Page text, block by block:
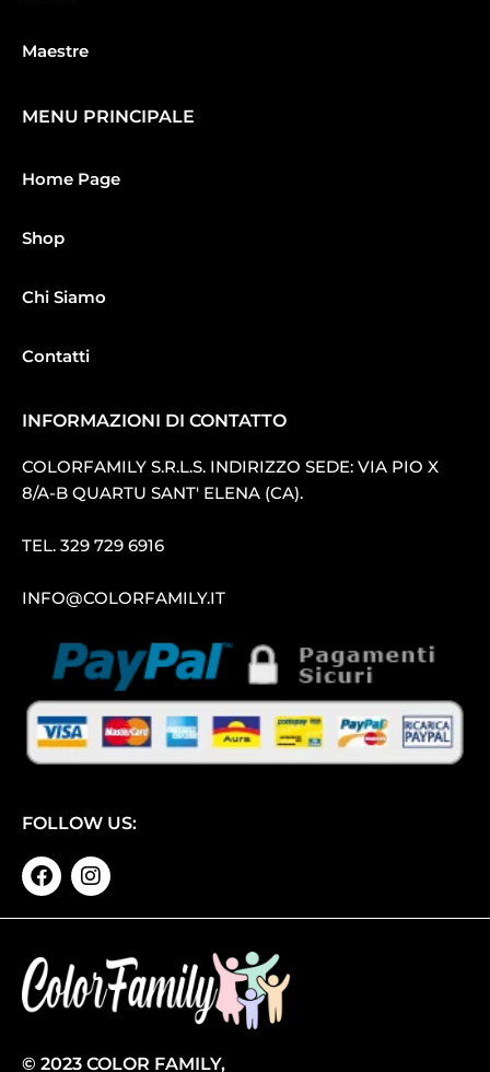
Maestre
MENU PRINCIPALE
Home Page
Shop
Chi Siamo
Contatti
INFORMAZIONI DI CONTATTO
COLORFAMILY S.R.L.S. INDIRIZZO SEDE: VIA PIO X
8/A-B QUARTU SANT′ ELENA (CA).
TEL. 329 729 6916
INFO@COLORFAMILY.IT
FOLLOW US:
© 2023 COLOR FAMILY,